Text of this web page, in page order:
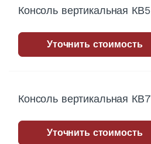
Консоль вертикальная КВ5
Уточнить стоимость
Консоль вертикальная КВ7
Уточнить стоимость